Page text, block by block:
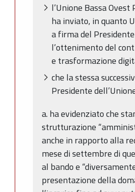
l’Unione Bassa
ha inviato, in quanto
a firma del
l’ottenimento del
e trasformazione
che la stessa
Presidente
a. ha evidenziato che
strutturazione
anche in rapporto alla
mese di settembre di
al bando e
presentazione della